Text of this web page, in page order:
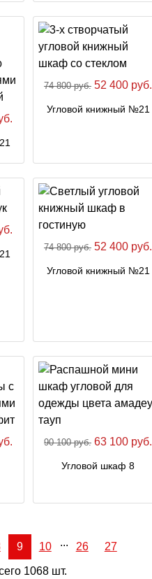
74 800 руб. 52 400 руб.
Угловой книжный №21
74 800 руб. 52 400 руб.
Угловой книжный №21
90 100 руб. 63 100 руб.
Угловой шкаф 8
9 10 ... 26 27
1068 шт.